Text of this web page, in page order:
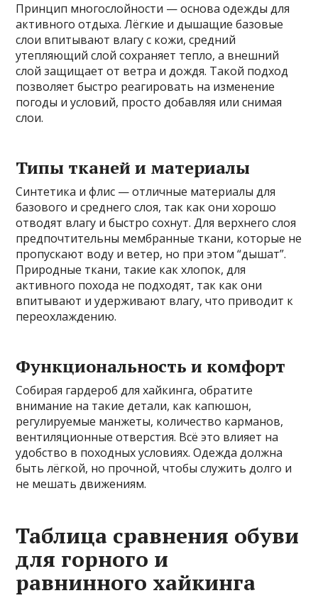
Принцип многослойности — основа одежды для
активного отдыха. Лёгкие и дышащие базовые
слои впитывают влагу с кожи, средний
утепляющий слой сохраняет тепло, а внешний
слой защищает от ветра и дождя. Такой подход
позволяет быстро реагировать на изменение
погоды и условий, просто добавляя или снимая
слои.
Типы тканей и материалы
Синтетика и флис — отличные материалы для
базового и среднего слоя, так как они хорошо
отводят влагу и быстро сохнут. Для верхнего слоя
предпочтительны мембранные ткани, которые не
пропускают воду и ветер, но при этом “дышат”.
Природные ткани, такие как хлопок, для
активного похода не подходят, так как они
впитывают и удерживают влагу, что приводит к
переохлаждению.
Функциональность и комфорт
Собирая гардероб для хайкинга, обратите
внимание на такие детали, как капюшон,
регулируемые манжеты, количество карманов,
вентиляционные отверстия. Всё это влияет на
удобство в походных условиях. Одежда должна
быть лёгкой, но прочной, чтобы служить долго и
не мешать движениям.
Таблица сравнения обуви
для горного и
равнинного хайкинга